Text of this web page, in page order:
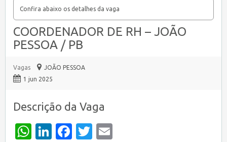
Confira abaixo os detalhes da vaga
COORDENADOR DE RH – JOÃO
PESSOA / PB
Vagas
JOÃO PESSOA
1 jun 2025
Descrição da Vaga
WhatsApp
LinkedIn
Facebook
Twitter